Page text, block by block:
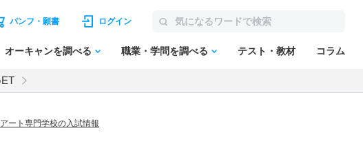
パンフ・願書 ログイン
オーキャンを調べる 職業・学問を調べる テスト・教材 コラム
ート専門学校の入試情報